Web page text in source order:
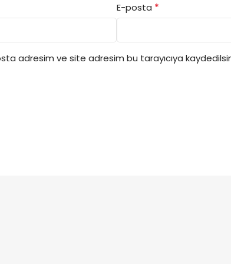
E-posta *
adresim ve site adresim bu tarayıcıya